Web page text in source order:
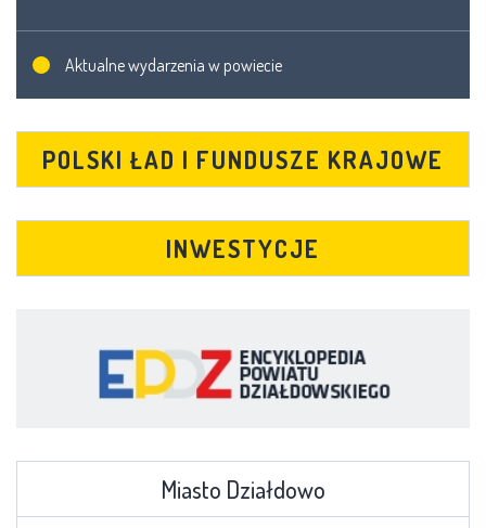
Aktualne wydarzenia w powiecie
POLSKI ŁAD I FUNDUSZE KRAJOWE
INWESTYCJE
Miasto Działdowo